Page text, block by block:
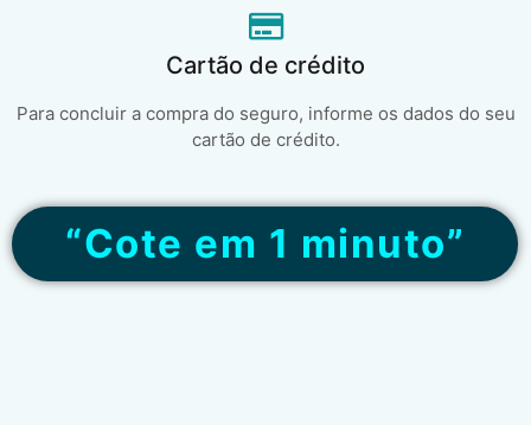
Cartão de crédito
Para concluir a compra do seguro, informe os dados do seu
cartão de crédito.
“Cote em 1 minuto”